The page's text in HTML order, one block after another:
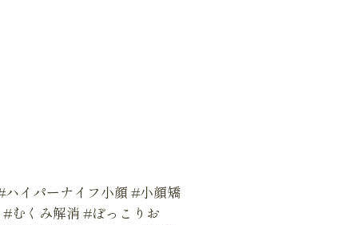
イパーナイフ小顔 #小顔矯
むくみ解消 #ぽっこりお